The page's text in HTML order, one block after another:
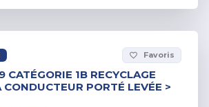
favorite_border Favoris
CATÉGORIE 1B RECYCLAGE
CONDUCTEUR PORTÉ LEVÉE >